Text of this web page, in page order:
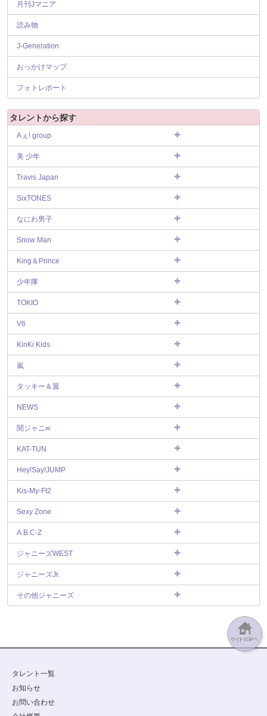
月刊Jマニア
読み物
J-Generation
おっかけマップ
フォトレポート
タレントから探す
Aぇ! group
美 少年
Travis Japan
SixTONES
なにわ男子
Snow Man
King＆Prince
少年隊
TOKIO
V6
KinKi Kids
嵐
タッキー＆翼
NEWS
関ジャニ∞
KAT-TUN
Hey!Say!JUMP
Kis-My-Ft2
Sexy Zone
A.B.C-Z
ジャニーズWEST
ジャニーズJr.
その他ジャニーズ
タレント一覧
お知らせ
お問い合わせ